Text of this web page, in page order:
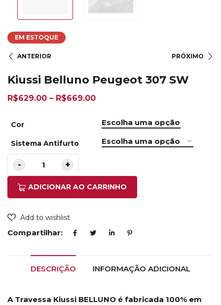
EM ESTOQUE
ANTERIOR PRÓXIMO
Kiussi Belluno Peugeot 307 SW
R$629.00 – R$669.00
Cor
Sistema Antifurto
ADICIONAR AO CARRINHO
Add to wishlist
Compartilhar:
DESCRIÇÃO INFORMAÇÃO ADICIONAL
A Travessa Kiussi BELLUNO é fabricada 100% em